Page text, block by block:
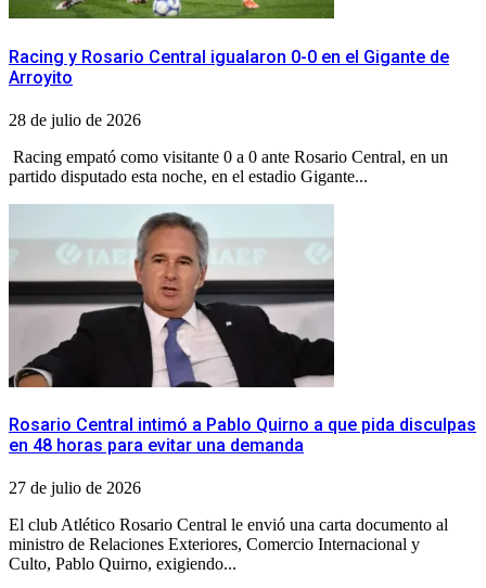
Racing y Rosario Central igualaron 0-0 en el Gigante de
Arroyito
28 de julio de 2026
Racing empató como visitante 0 a 0 ante Rosario Central, en un
partido disputado esta noche, en el estadio Gigante...
Rosario Central intimó a Pablo Quirno a que pida disculpas
en 48 horas para evitar una demanda
27 de julio de 2026
El club Atlético Rosario Central le envió una carta documento al
ministro de Relaciones Exteriores, Comercio Internacional y
Culto, Pablo Quirno, exigiendo...